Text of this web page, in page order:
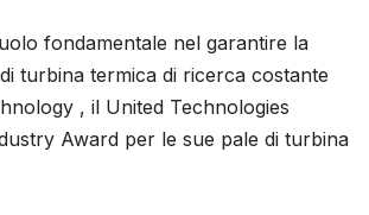
fondamentale nel garantire la
turbina termica di ricerca costante
, il United Technologies
Award per le sue pale di turbina